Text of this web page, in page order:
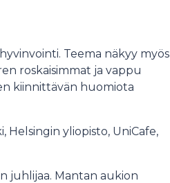
Teema näkyy myös
roskaisimmat ja vappu
kiinnittävän huomiota
Helsingin yliopisto, UniCafe,
juhlijaa. Mantan aukion